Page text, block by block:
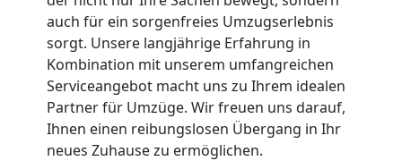
auch für ein sorgenfreies Umzugserlebnis
sorgt. Unsere langjährige Erfahrung in
Kombination mit unserem umfangreichen
Serviceangebot macht uns zu Ihrem idealen
Partner für Umzüge. Wir freuen uns darauf,
Ihnen einen reibungslosen Übergang in Ihr
neues Zuhause zu ermöglichen.
Umzugshelfer
Wiener
Neustadt